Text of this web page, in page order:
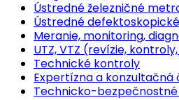
Ústredné železničné
Ústredné
Meranie, monitoring,
UTZ, VTZ (revízie,
Technické kontroly
Expertízna a konzultačná
Technicko-bezpečnostné